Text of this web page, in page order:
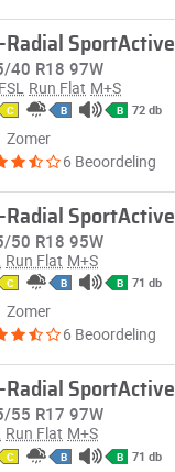
Radial SportActive
40 R18 97W
FSL Run Flat M+S
C B B 72 db
Zomer
6 Beoordeling
Radial SportActive
50 R18 95W
Run Flat M+S
C B B 71 db
Zomer
6 Beoordeling
Radial SportActive
55 R17 97W
Run Flat M+S
C B B 71 db